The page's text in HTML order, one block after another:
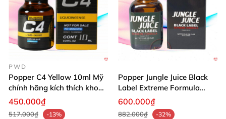
PWD
Popper C4 Yellow 10ml Mỹ
chính hãng kích thích khoái
cảm
450.000₫
517.000₫
-13%
Popper Jungle Juice Black
Label Extreme Formula
30ml
600.000₫
882.000₫
-32%